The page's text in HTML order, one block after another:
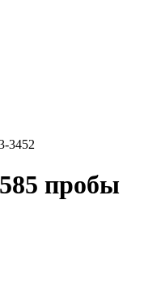
3452
пробы